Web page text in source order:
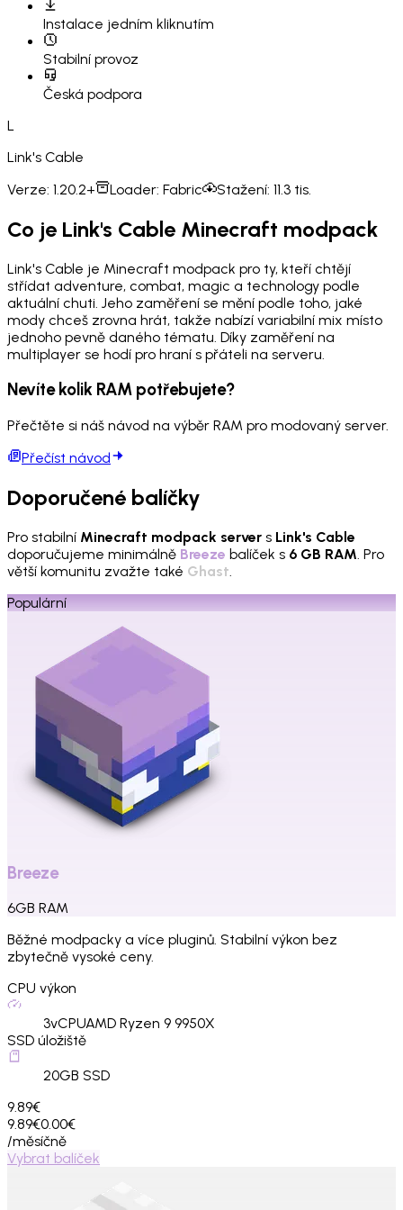
Instalace jedním kliknutím
Stabilní provoz
Česká podpora
L
Link's Cable
Verze: 1.20.2+ Loader: Fabric Stažení: 11.3 tis.
Co je Link's Cable Minecraft modpack
Link's Cable je Minecraft modpack pro ty, kteří chtějí
střídat adventure, combat, magic a technology podle
aktuální chuti. Jeho zaměření se mění podle toho, jaké
mody chceš zrovna hrát, takže nabízí variabilní mix místo
jednoho pevně daného tématu. Díky zaměření na
multiplayer se hodí pro hraní s přáteli na serveru.
Nevíte kolik RAM potřebujete?
Přečtěte si náš návod na výběr RAM pro modovaný server.
Přečíst návod
Doporučené balíčky
Pro stabilní Minecraft modpack server s Link's Cable
doporučujeme minimálně Breeze balíček s 6 GB RAM. Pro
větší komunitu zvažte také Ghast.
Populární
Breeze
6GB RAM
Běžné modpacky a více pluginů. Stabilní výkon bez
zbytečně vysoké ceny.
CPU výkon
3vCPUAMD Ryzen 9 9950X
SSD úložiště
20GB SSD
9.89€
9.89€0.00€
/měsíčně
Vybrat balíček